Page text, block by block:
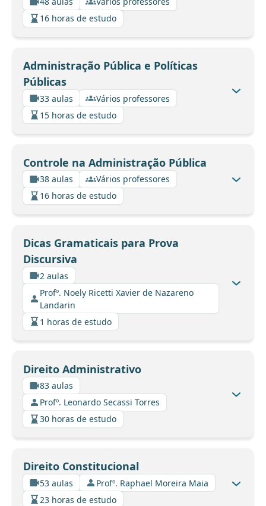
16 horas de estudo
Administração Pública e Políticas
Públicas
33 aulas
Vários professores
15 horas de estudo
Controle na Administração Pública
38 aulas
Vários professores
16 horas de estudo
Dicas Gramaticais para Prova
Discursiva
2 aulas
Profº. Noely Ricetti Xavier de Nazareno
Landarin
1 horas de estudo
Direito Administrativo
83 aulas
Profº. Leonardo Secassi Torres
30 horas de estudo
Direito Constitucional
53 aulas
Profº. Raphael Moreira Maia
23 horas de estudo